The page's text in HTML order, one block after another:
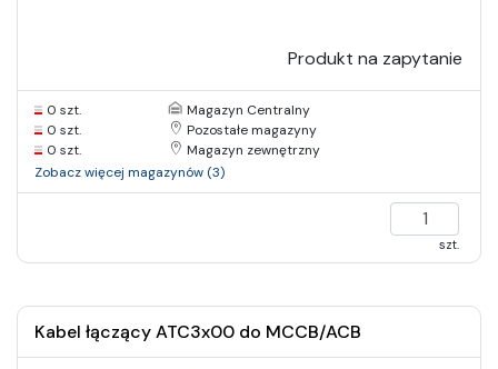
Produkt na zapytanie
0 szt.
Magazyn Centralny
0 szt.
Pozostałe magazyny
0 szt.
Magazyn zewnętrzny
Zobacz więcej magazynów (3)
szt.
Kabel łączący ATC3x00 do MCCB/ACB